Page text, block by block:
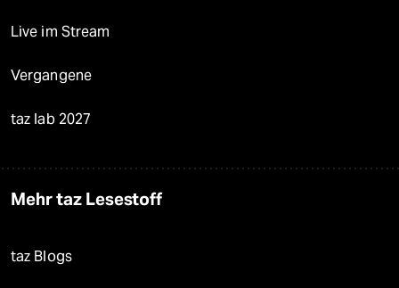
Live im Stream
Vergangene
taz lab 2027
Mehr taz Lesestoff
taz Blogs